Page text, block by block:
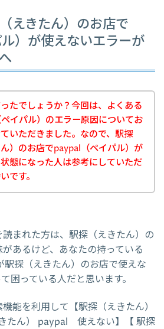
えきたん）のお店で
）が使えないエラーが
たでしょうか？今回は、よくある
イパル）のエラー原因についてお
いただきました。なので、駅探
ん）のお店でpaypal（ペイパル）が
態になった人は参考にしていただ
です。
まれた方は、駅探（えきたん）の
あるけど、あなたの持っている
探（えきたん）のお店で使えな
困っている人だと思います。
能を利用して【駅探（えきたん）
たん） paypal 使えない】【 駅探